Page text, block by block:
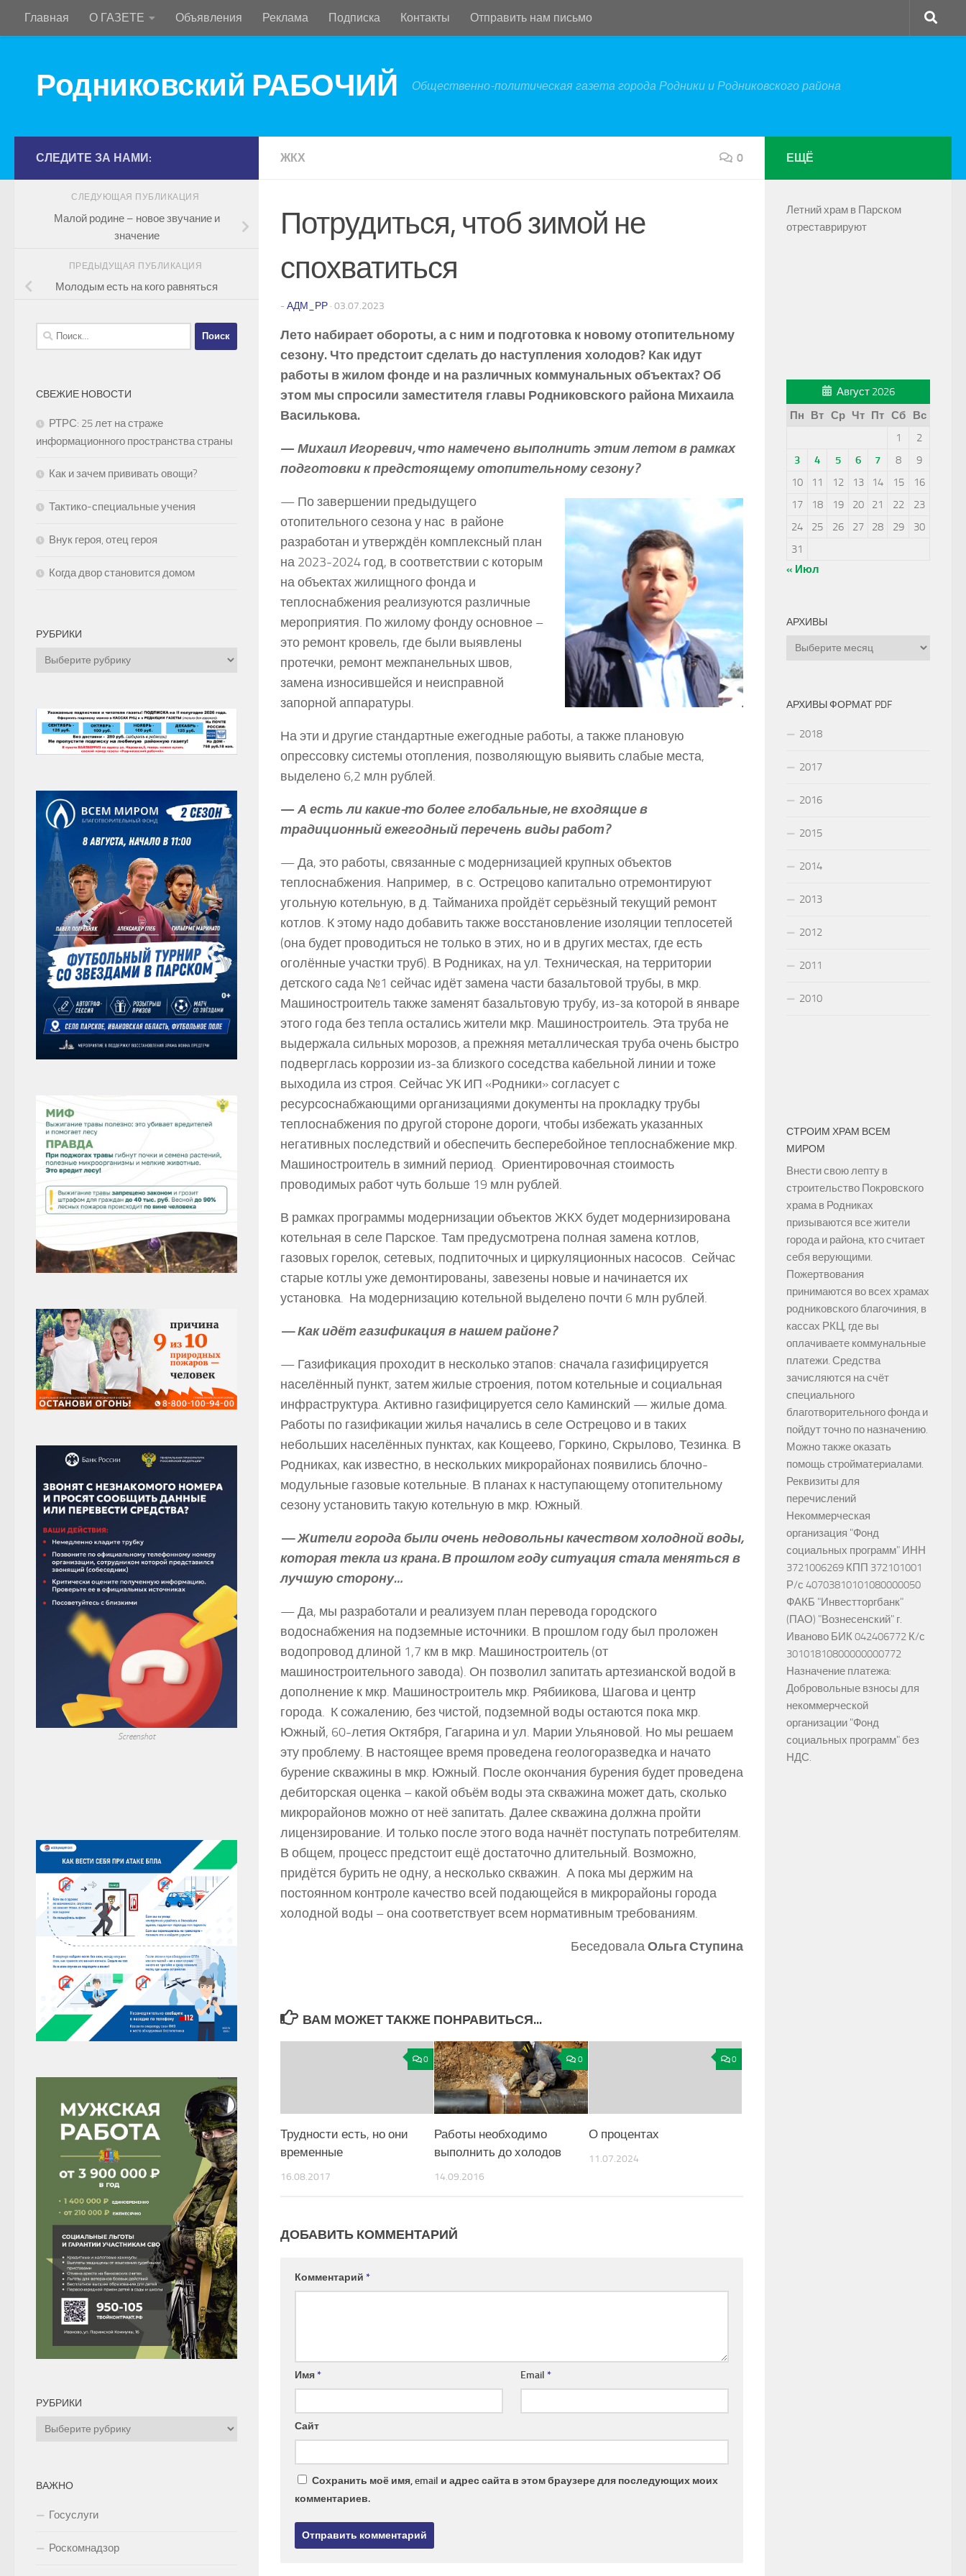
Перейти к содержимому
Главная О ГАЗЕТЕ Объявления Реклама Подписка Контакты Отправить нам письмо
Родниковский РАБОЧИЙ Общественно-политическая газета города Родники и Родниковского района
ЖКХ 0
Потрудиться, чтоб зимой не
спохватиться
- АДМ_РР · 03.07.2023
Лето набирает обороты, а с ним и подготовка к новому отопительному
сезону. Что предстоит сделать до наступления холодов? Как идут
работы в жилом фонде и на различных коммунальных объектах? Об
этом мы спросили заместителя главы Родниковского района Михаила
Василькова.
— Михаил Игоревич, что намечено выполнить этим летом в рамках
подготовки к предстоящему отопительному сезону?
— По завершении предыдущего
отопительного сезона у нас в районе
разработан и утверждён комплексный план
на 2023-2024 год, в соответствии с которым
на объектах жилищного фонда и
теплоснабжения реализуются различные
мероприятия. По жилому фонду основное –
это ремонт кровель, где были выявлены
протечки, ремонт межпанельных швов,
замена износившейся и неисправной
запорной аппаратуры.
На эти и другие стандартные ежегодные работы, а также плановую
опрессовку системы отопления, позволяющую выявить слабые места,
выделено 6,2 млн рублей.
— А есть ли какие-то более глобальные, не входящие в
традиционный ежегодный перечень виды работ?
— Да, это работы, связанные с модернизацией крупных объектов
теплоснабжения. Например, в с. Острецово капитально отремонтируют
угольную котельную, в д. Тайманиха пройдёт серьёзный текущий ремонт
котлов. К этому надо добавить также восстановление изоляции теплосетей
(она будет проводиться не только в этих, но и в других местах, где есть
оголённые участки труб). В Родниках, на ул. Техническая, на территории
детского сада №1 сейчас идёт замена части базальтовой трубы, в мкр.
Машиностроитель также заменят базальтовую трубу, из-за которой в январе
этого года без тепла остались жители мкр. Машиностроитель. Эта труба не
выдержала сильных морозов, а прежняя металлическая труба очень быстро
подверглась коррозии из-за близкого соседства кабельной линии и тоже
выходила из строя. Сейчас УК ИП «Родники» согласует с
ресурсоснабжающими организациями документы на прокладку трубы
теплоснабжения по другой стороне дороги, чтобы избежать указанных
негативных последствий и обеспечить бесперебойное теплоснабжение мкр.
Машиностроитель в зимний период. Ориентировочная стоимость
проводимых работ чуть больше 19 млн рублей.
В рамках программы модернизации объектов ЖКХ будет модернизирована
котельная в селе Парское. Там предусмотрена полная замена котлов,
газовых горелок, сетевых, подпиточных и циркуляционных насосов. Сейчас
старые котлы уже демонтированы, завезены новые и начинается их
установка. На модернизацию котельной выделено почти 6 млн рублей.
— Как идёт газификация в нашем районе?
— Газификация проходит в несколько этапов: сначала газифицируется
населённый пункт, затем жилые строения, потом котельные и социальная
инфраструктура. Активно газифицируется село Каминский — жилые дома.
Работы по газификации жилья начались в селе Острецово и в таких
небольших населённых пунктах, как Кощеево, Горкино, Скрылово, Тезинка. В
Родниках, как известно, в нескольких микрорайонах появились блочно-
модульные газовые котельные. В планах к наступающему отопительному
сезону установить такую котельную в мкр. Южный.
— Жители города были очень недовольны качеством холодной воды,
которая текла из крана. В прошлом году ситуация стала меняться в
лучшую сторону…
— Да, мы разработали и реализуем план перевода городского
водоснабжения на подземные источники. В прошлом году был проложен
водопровод длиной 1,7 км в мкр. Машиностроитель (от
машиностроительного завода). Он позволил запитать артезианской водой в
дополнение к мкр. Машиностроитель мкр. Рябиикова, Шагова и центр
города. К сожалению, без чистой, подземной воды остаются пока мкр.
Южный, 60-летия Октября, Гагарина и ул. Марии Ульяновой. Но мы решаем
эту проблему. В настоящее время проведена геологоразведка и начато
бурение скважины в мкр. Южный. После окончания бурения будет проведена
дебиторская оценка – какой объём воды эта скважина может дать, сколько
микрорайонов можно от неё запитать. Далее скважина должна пройти
лицензирование. И только после этого вода начнёт поступать потребителям.
В общем, процесс предстоит ещё достаточно длительный. Возможно,
придётся бурить не одну, а несколько скважин. А пока мы держим на
постоянном контроле качество всей подающейся в микрорайоны города
холодной воды – она соответствует всем нормативным требованиям.
БеседовалаОльга Ступина
ВАМ МОЖЕТ ТАКЖЕ ПОНРАВИТЬСЯ...
0
Трудности есть, но они
временные
16.08.2017
0
Работы необходимо
выполнить до холодов
14.09.2016
0
О процентах
11.07.2024
ДОБАВИТЬ КОММЕНТАРИЙ
Комментарий *
Имя* Email*
Сайт
Сохранить моё имя, email и адрес сайта в этом браузере для последующих моих
комментариев.
СЛЕДИТЕ ЗА НАМИ:
СЛЕДУЮЩАЯ ПУБЛИКАЦИЯ
Малой родине – новое звучание и
значение
ПРЕДЫДУЩАЯ ПУБЛИКАЦИЯ
Молодым есть на кого равняться
Найти:
СВЕЖИЕ НОВОСТИ
РТРС: 25 лет на страже
информационного пространства страны
Как и зачем прививать овощи?
Тактико-специальные учения
Внук героя, отец героя
Когда двор становится домом
РУБРИКИ
Рубрики
Screenshot
РУБРИКИ
Рубрики
ВАЖНО
Госуслуги
Роскомнадзор
ЕЩЁ
Летний храм в Парском
отреставрируют
Август 2026
Пн
Вт Ср Чт Пт Сб
Вс
1
2
3
4 5 6 7 8
9
10
11 12 13 14 15
16
17
18 19 20 21 22
23
24
25 26 27 28 29
30
31
« Июл
АРХИВЫ
Архивы
АРХИВЫ ФОРМАТ PDF
2018
2017
2016
2015
2014
2013
2012
2011
2010
СТРОИМ ХРАМ ВСЕМ
МИРОМ
Внести свою лепту в
строительство Покровского
храма в Родниках
призываются все жители
города и района, кто считает
себя верующими.
Пожертвования
принимаются во всех храмах
родниковского благочиния, в
кассах РКЦ, где вы
оплачиваете коммунальные
платежи. Средства
зачисляются на счёт
специального
благотворительного фонда и
пойдут точно по назначению.
Можно также оказать
помощь стройматериалами.
Реквизиты для
перечислений
Некоммерческая
организация "Фонд
социальных программ" ИНН
3721006269 КПП 372101001
Р/с 40703810101080000050
ФАКБ "Инвестторгбанк"
(ПАО) "Вознесенский" г.
Иваново БИК 042406772 К/с
30101810800000000772
Назначение платежа:
Добровольные взносы для
некоммерческой
организации "Фонд
социальных программ" без
НДС.